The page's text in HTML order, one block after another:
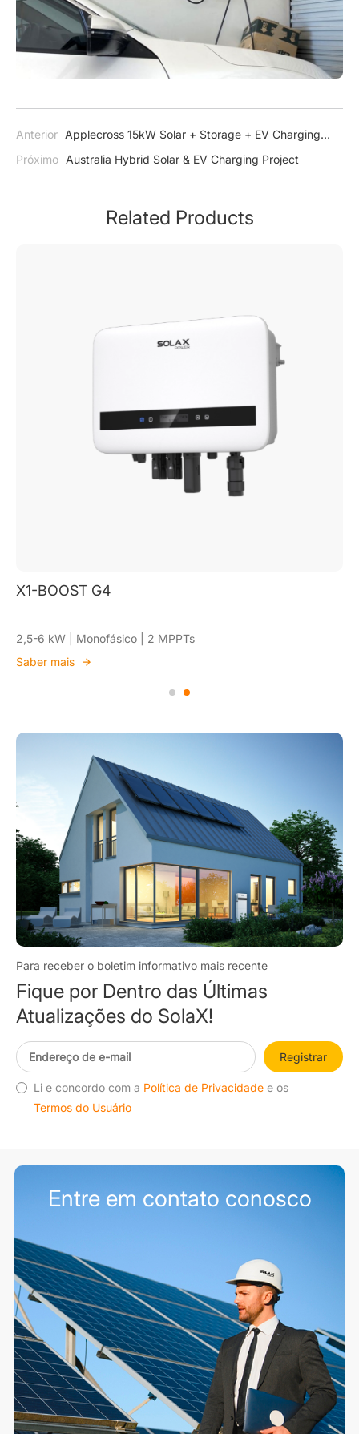
Anterior
Project
Próximo Australia Hybrid Solar & EV Charging Project
Related Products
X1-BOOST G4
2,5-6 kW | Monofásico | 2 MPPTs
Saber mais
Para receber o boletim informativo mais recente
Fique por Dentro das Últimas
Atualizações do SolaX!
Registrar
Li e concordo com a Política de Privacidade e os
Termos do Usuário
Entre em contato conosco